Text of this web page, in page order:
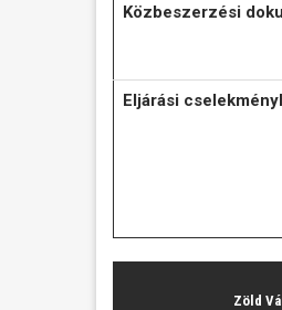
Közbeszerzési
Eljárási
Zöld